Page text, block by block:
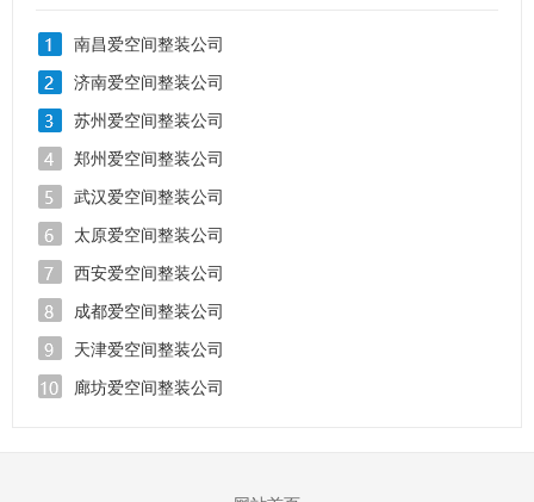
南昌爱空间整装公司
济南爱空间整装公司
苏州爱空间整装公司
郑州爱空间整装公司
武汉爱空间整装公司
太原爱空间整装公司
西安爱空间整装公司
成都爱空间整装公司
天津爱空间整装公司
廊坊爱空间整装公司